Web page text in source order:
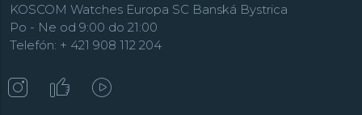
KOSCOM Watches Europa SC Banská Bystrica
Po - Ne od 9:00 do 21:00
Telefón: + 421 908 112 204